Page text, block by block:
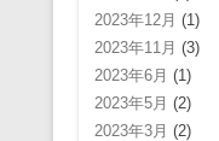
2023年12月 (1)
2023年11月 (3)
2023年6月 (1)
2023年5月 (2)
2023年3月 (2)